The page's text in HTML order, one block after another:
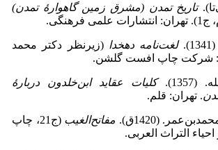
تاریخ تمدن (مشرق زمین گاهوارۀ تمدن)
لغتنامه دهخدا (زیرنظر دکتر محمد
کلیات عقاید ابنخلدون دربارۀ
. تهران: قلم.
(1420ق). مفاتح‌الغیب
(ج21، چاپ
التراث العربی.